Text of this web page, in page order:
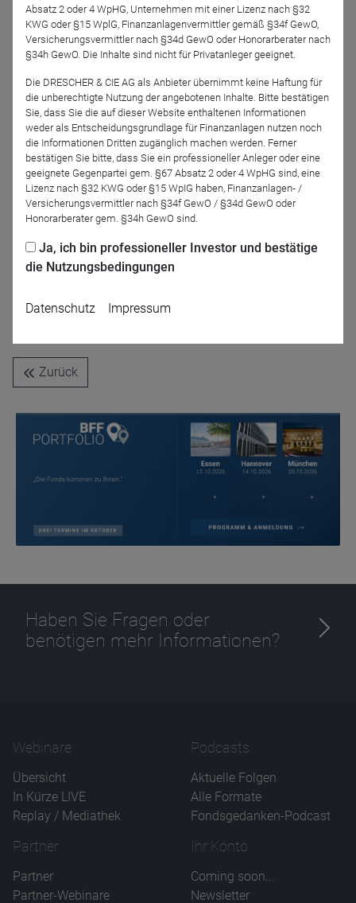
Robeco Deutschland
Moderation
Paul Barthels
Präsentationen
Präsentation | Sebastian Schmidt | Robeco
Zurück
Haben Sie Fragen oder
benötigen mehr Informationen?
Webinare
Übersicht
In Kürze LIVE
Replay / Mediathek
Podcasts
Aktuelle Folgen
Alle Formate
Fondsgedanken-Podcast
Partner
Partner
Partner-Webinare
Ihr Konto
Coming soon...
Newsletter
Absatz 2 oder 4 WpHG, Unternehmen mit einer Lizenz nach §32
KWG oder §15 WplG, Finanzanlagenvermittler gemäß §34f GewO,
Versicherungsvermittler nach §34d GewO oder Honorarberater nach
§34h GewO. Die Inhalte sind nicht für Privatanleger geeignet.
Die DRESCHER & CIE AG als Anbieter übernimmt keine Haftung für
die unberechtigte Nutzung der angebotenen Inhalte. Bitte bestätigen
Sie, dass Sie die auf dieser Website enthaltenen Informationen
weder als Entscheidungsgrundlage für Finanzanlagen nutzen noch
die Informationen Dritten zugänglich machen werden. Ferner
bestätigen Sie bitte, dass Sie ein professioneller Anleger oder eine
geeignete Gegenpartei gem. §67 Absatz 2 oder 4 WpHG sind, eine
Lizenz nach §32 KWG oder §15 WpIG haben, Finanzanlagen- /
Versicherungsvermittler nach §34f GewO / §34d GewO oder
Honorarberater gem. §34h GewO sind.
Ja, ich bin professioneller Investor und bestätige
die Nutzungsbedingungen
Datenschutz Impressum
Anbieter